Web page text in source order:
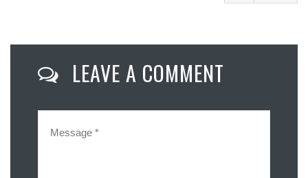
Twitter
LEAVE A COMMENT